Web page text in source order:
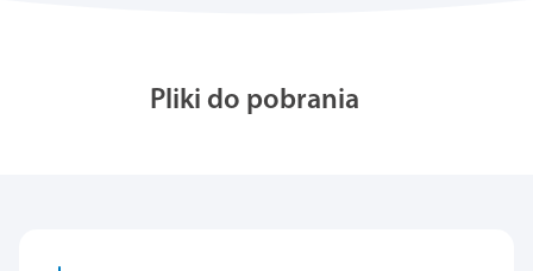
Pliki do pobrania